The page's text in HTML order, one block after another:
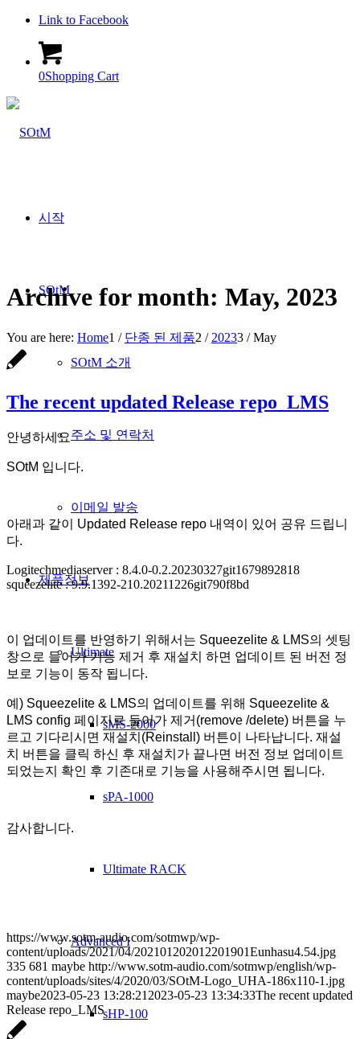
Link to Facebook
0Shopping Cart
시작
SOtM
SOtM 소개
주소 및 연락처
이메일 발송
제품정보
Ultimate
sMS-2000
sPA-1000
Ultimate RACK
Advanced I
sHP-100
Archive for month: May, 2023
You are here: Home1 / 단종 된 제품2 / 20233 / May
The recent updated Release repo_LMS
안녕하세요
SOtM 입니다.
아래과 같이 Updated Release repo 내역이 있어 공유 드립니
다.
Logitechmediaserver : 8.4.0-0.2.20230327git1679892818
squeezelite : 9.9.1392-210.20211226git790f8bd
이 업데이트를 반영하기 위해서는 Squeezelite & LMS의 셋팅
창으로 들어가 기능 제거 후 재설치 하면 업데이트 된 버전 정
보로 기능이 동작 됩니다.
예) Squeezelite & LMS의 업데이트를 위해 Squeezelite &
LMS config 페이지로 들어가 제거(remove /delete) 버튼을 누
르고 기다리시면 재설치(Reinstall) 버튼이 나타납니다. 재설
치 버튼을 클릭 하신 후 재설치가 끝나면 버전 정보 업데이트
되었는지 확인 후 기존대로 기능을 사용해주시면 됩니다.
감사합니다.
https://www.sotm-audio.com/sotmwp/wp-
content/uploads/2021/04/202101202012201901Eunhasu4.54.jpg
335 681 maybe http://www.sotm-audio.com/sotmwp/english/wp-
content/uploads/sites/4/2020/03/SOtM-Logo_UHA-186x110-1.jpg
maybe2023-05-23 13:28:21 2023-05-23 13:34:33The recent updated
Release repo_LMS